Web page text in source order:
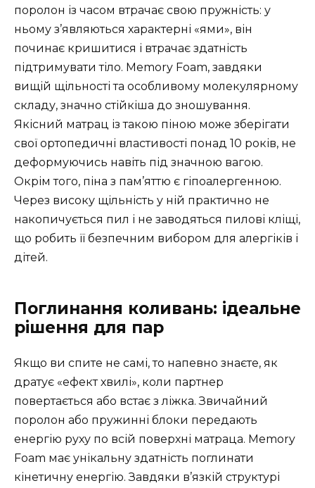
поролон із часом втрачає свою пружність: у
ньому з’являються характерні «ями», він
починає кришитися і втрачає здатність
підтримувати тіло. Memory Foam, завдяки
вищій щільності та особливому молекулярному
складу, значно стійкіша до зношування.
Якісний матрац із такою піною може зберігати
свої ортопедичні властивості понад 10 років, не
деформуючись навіть під значною вагою.
Окрім того, піна з пам’яттю є гіпоалергенною.
Через високу щільність у ній практично не
накопичується пил і не заводяться пилові кліщі,
що робить її безпечним вибором для алергіків і
дітей.
Поглинання коливань: ідеальне
рішення для пар
Якщо ви спите не самі, то напевно знаєте, як
дратує «ефект хвилі», коли партнер
повертається або встає з ліжка. Звичайний
поролон або пружинні блоки передають
енергію руху по всій поверхні матраца. Memory
Foam має унікальну здатність поглинати
кінетичну енергію. Завдяки в’язкій структурі